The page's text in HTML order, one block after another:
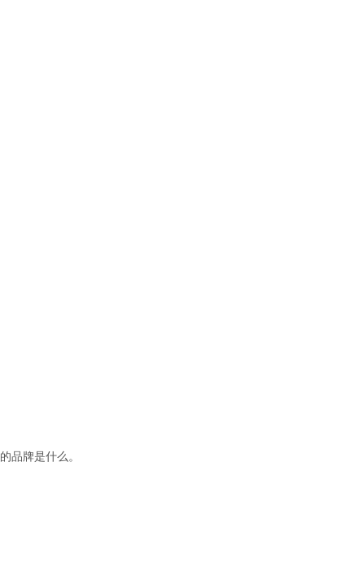
品牌是什么。